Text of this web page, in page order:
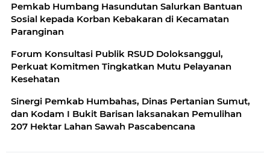
Pemkab Humbang Hasundutan Salurkan Bantuan
Sosial kepada Korban Kebakaran di Kecamatan
Paranginan
Forum Konsultasi Publik RSUD Doloksanggul,
Perkuat Komitmen Tingkatkan Mutu Pelayanan
Kesehatan
Sinergi Pemkab Humbahas, Dinas Pertanian Sumut,
dan Kodam I Bukit Barisan laksanakan Pemulihan
207 Hektar Lahan Sawah Pascabencana